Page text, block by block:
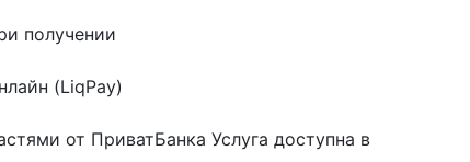
получении
(LiqPay)
от ПриватБанка Услуга доступна в